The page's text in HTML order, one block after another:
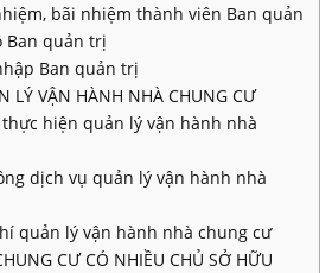
bãi nhiệm thành viên Ban quản
Ban quản trị
Ban quản trị
LÝ VẬN HÀNH NHÀ CHUNG CƯ
hiện quản lý vận hành nhà
dịch vụ quản lý vận hành nhà
quản lý vận hành nhà chung cư
CƯ CÓ NHIỀU CHỦ SỞ HỮU